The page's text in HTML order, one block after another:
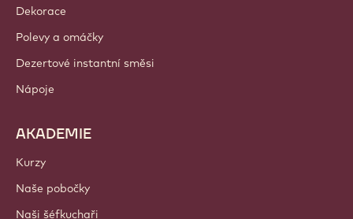
Dekorace
Polevy a omáčky
Dezertové instantní směsi
Nápoje
AKADEMIE
Kurzy
Naše pobočky
Naši šéfkuchaři